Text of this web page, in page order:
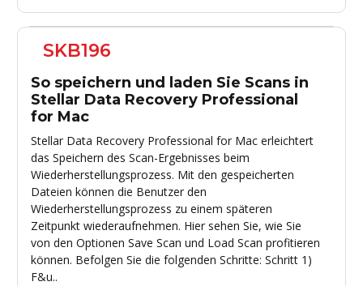
SKB196
So speichern und laden Sie Scans in
Stellar Data Recovery Professional
for Mac
Stellar Data Recovery Professional for Mac erleichtert
das Speichern des Scan-Ergebnisses beim
Wiederherstellungsprozess. Mit den gespeicherten
Dateien können die Benutzer den
Wiederherstellungsprozess zu einem späteren
Zeitpunkt wiederaufnehmen. Hier sehen Sie, wie Sie
von den Optionen Save Scan und Load Scan profitieren
können. Befolgen Sie die folgenden Schritte: Schritt 1)
F&u..